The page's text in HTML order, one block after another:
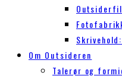
Om Outsideren
Talerør og